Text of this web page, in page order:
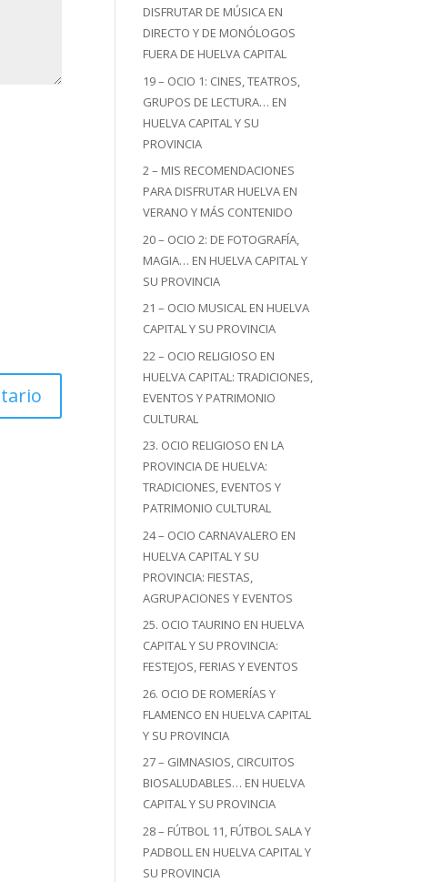
DISFRUTAR DE MÚSICA EN
DIRECTO Y DE MONÓLOGOS
FUERA DE HUELVA CAPITAL
19 – OCIO 1: CINES, TEATROS,
GRUPOS DE LECTURA… EN
HUELVA CAPITAL Y SU
PROVINCIA
2 – MIS RECOMENDACIONES
PARA DISFRUTAR HUELVA EN
VERANO Y MÁS CONTENIDO
20 – OCIO 2: DE FOTOGRAFÍA,
MAGIA… EN HUELVA CAPITAL Y
SU PROVINCIA
21 – OCIO MUSICAL EN HUELVA
CAPITAL Y SU PROVINCIA
22 – OCIO RELIGIOSO EN
HUELVA CAPITAL: TRADICIONES,
EVENTOS Y PATRIMONIO
CULTURAL
23. OCIO RELIGIOSO EN LA
PROVINCIA DE HUELVA:
TRADICIONES, EVENTOS Y
PATRIMONIO CULTURAL
24 – OCIO CARNAVALERO EN
HUELVA CAPITAL Y SU
PROVINCIA: FIESTAS,
AGRUPACIONES Y EVENTOS
25. OCIO TAURINO EN HUELVA
CAPITAL Y SU PROVINCIA:
FESTEJOS, FERIAS Y EVENTOS
26. OCIO DE ROMERÍAS Y
FLAMENCO EN HUELVA CAPITAL
Y SU PROVINCIA
27 – GIMNASIOS, CIRCUITOS
BIOSALUDABLES… EN HUELVA
CAPITAL Y SU PROVINCIA
28 – FÚTBOL 11, FÚTBOL SALA Y
PADBOLL EN HUELVA CAPITAL Y
SU PROVINCIA